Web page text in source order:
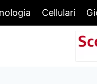
Cellulari